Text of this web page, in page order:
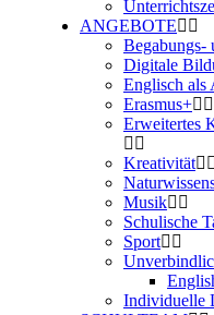
ANGEBOTE
Begabungs-
Digitale
Englisch als
Erasmus+
Erweitertes
Kreativität
Musik
Schulische
Sport
Individuelle